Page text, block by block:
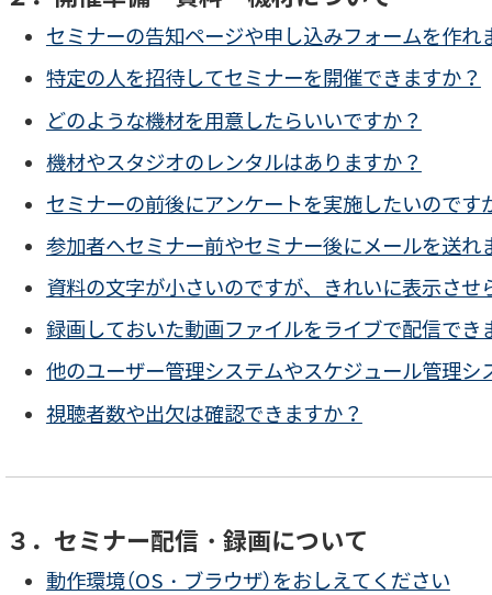
セミナーの告知ページや申し込みフォームを作れ
特定の人を招待してセミナーを開催できますか？
どのような機材を用意したらいいですか？
機材やスタジオのレンタルはありますか？
セミナーの前後にアンケートを実施したいのです
参加者へセミナー前やセミナー後にメールを送れ
資料の文字が小さいのですが、きれいに表示させ
録画しておいた動画ファイルをライブで配信でき
他のユーザー管理システムやスケジュール管理
視聴者数や出欠は確認できますか？
３．セミナー配信・録画について
動作環境（OS・ブラウザ）をおしえてください